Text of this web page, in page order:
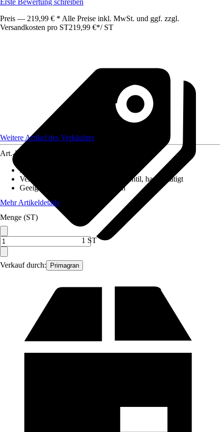
Erste Bewertung schreiben
Preis — 219,99 € * Alle Preise inkl. MwSt. und ggf. zzgl.
Versandkosten pro ST219,99 €*/ ST
Verkauf durch: Primagran
Weitere Artikel des Verkäufers
Art.-Nr.
Ausführung
Ventilausstattung
3 ½" Körbchenventil, handbetätigt
Geeignet für
Unterschrank 50 cm
Mehr Artikeldetails
Menge (ST)
1 ST